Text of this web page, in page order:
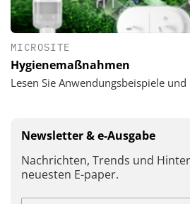
MICROSITE
Hygienemaßnahmen
Lesen Sie Anwendungsbeispiele
Newsletter & e-Ausgabe
Nachrichten, Trends und
neuesten E-paper.